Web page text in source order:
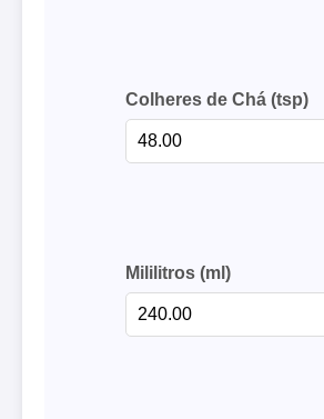
Colheres de Chá (tsp)
Mililitros (ml)